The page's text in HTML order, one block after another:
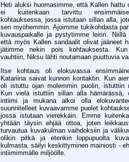
Heti aluksi huomasimme, että Kallen hattu
ei kuitenkaan tarvittu
kohtauksessa, jossa istutaan sillan alla,
sen myöhemmin. Ajoimme tukikohdasta
kuvauspaikalle ja pystytimme leirin.
että myös Kallen sandaalit olivat jääneet
jätimme nekin pois kohtauksesta.
vauhtiin, Niksu lähti noutamaan puuttuvia
Itse kohtaus oli elokuvassa
Katariina saivat kunnon kontaktin. Kun
oli istuttu ojan molemmin puolin, istuttiin
Kun vielä istuttiin sillan alla hämärässä,
intiimi ja mukana alkoi olla
suunnitelleet kuvaavamme puolet
jossa istutaan vierekkäin. Emme
yhtään täysin ehjää ottoa, joten
turvautua kuvakulman vaihdoksiin ja
olikin pitkä ja etenkin loppupuolta
kulmasta, säilyi keskittyminen mainiosti -
intiimimmälle miljöölle.